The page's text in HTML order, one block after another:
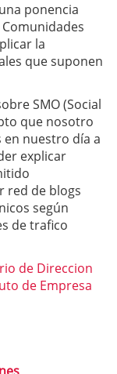
ponencia
la
que suponen
SMO (Social
que nosotro
nuestro día a
explicar
red de blogs
según
de trafico
de Direccion
de Empresa